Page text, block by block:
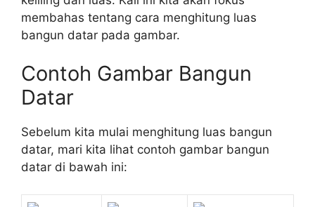
membahas tentang cara menghitung luas
bangun datar pada gambar.
Contoh Gambar Bangun
Datar
Sebelum kita mulai menghitung luas bangun
datar, mari kita lihat contoh gambar bangun
datar di bawah ini: